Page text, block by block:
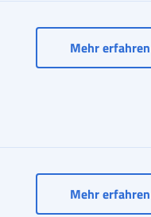
Dienste
Mehr erfahren
der Online-
Mehr erfahren